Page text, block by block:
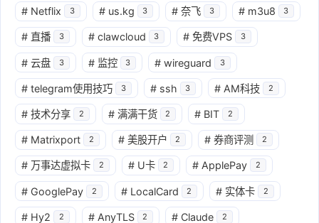
# Netflix 3 # us.kg 3 # 奈飞 3 # m3u8 3
# 直播 3 # clawcloud 3 # 免费VPS 3
# 云盘 3 # 监控 3 # wireguard 3
# telegram使用技巧 3 # ssh 3 # AM科技 2
# 技术分享 2 # 满满干货 2 # BIT 2
# Matrixport 2 # 美股开户 2 # 券商评测 2
# 万事达虚拟卡 2 # U卡 2 # ApplePay 2
# GooglePay 2 # LocalCard 2 # 实体卡 2
# Hy2 2 # AnyTLS 2 # Claude 2